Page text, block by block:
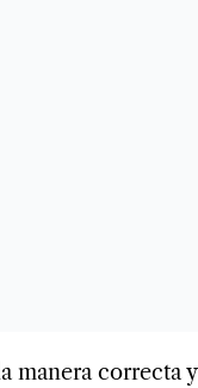
manera correcta y